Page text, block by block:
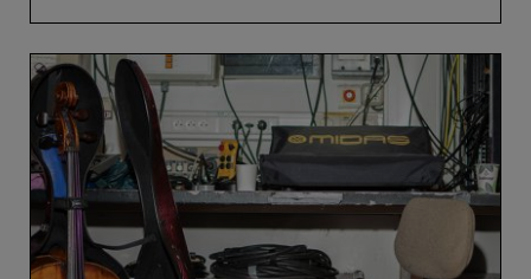
Orchestre
symphonique
la
Monnaie
&
Altinoglu